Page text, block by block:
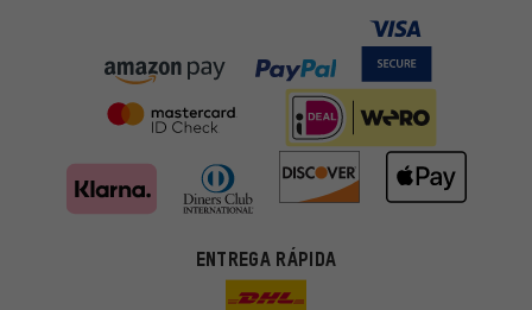
ENTREGA RÁPIDA
En lugar de publicidad al azar, obtendrás ofertas adecuadas para
ti. Las cookies de marketing nos ayudan a identificar tus